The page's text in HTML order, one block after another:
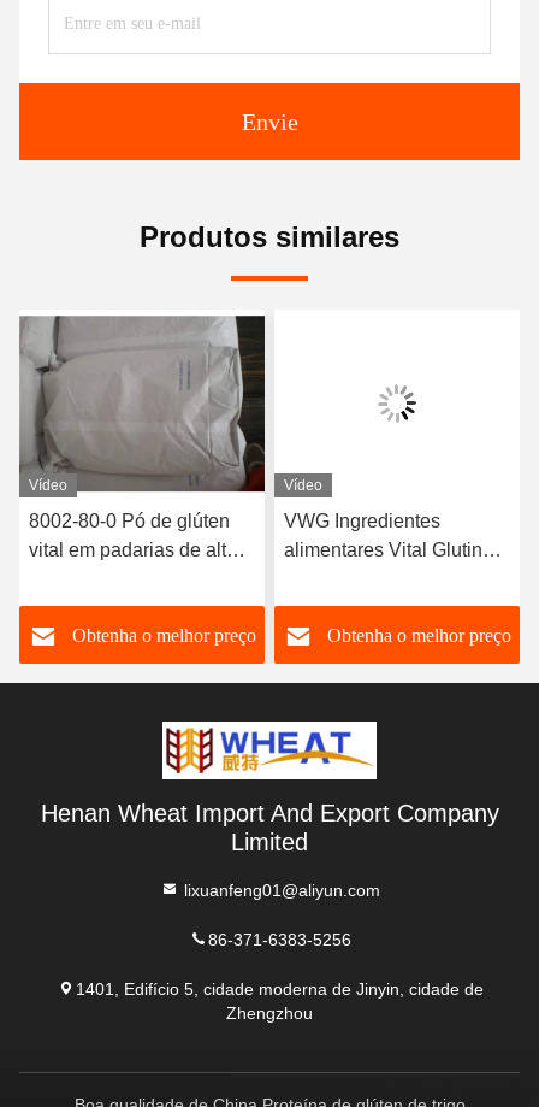
Envie
Produtos similares
Vídeo
8002-80-0 Pó de glúten
vital em padarias de alta
a resistência da massa
Obtenha o melhor preço
Vídeo
VWG Ingredientes
alimentares Vital Glutina
Para bolo de pão
Obtenha o melhor preço
Henan Wheat Import And Export Company
Limited
lixuanfeng01@aliyun.com
86-371-6383-5256
1401, Edifício 5, cidade moderna de Jinyin, cidade de
Zhengzhou